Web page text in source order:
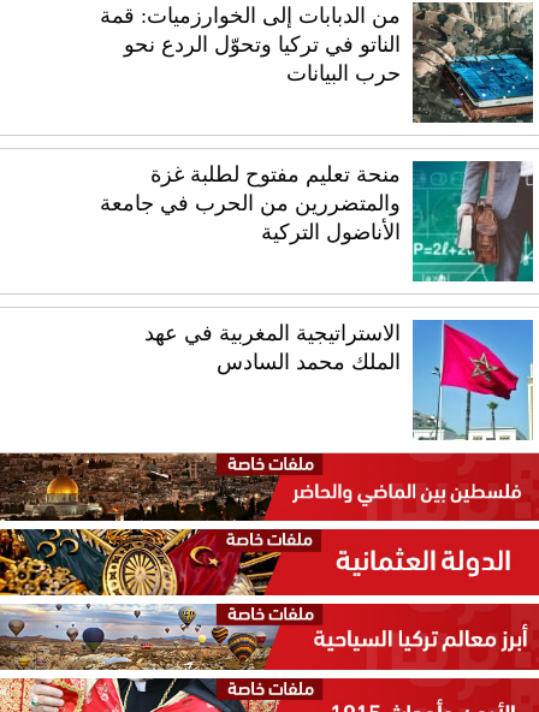
من الدبابات إلى الخوارزميات: قمة
الناتو في تركيا وتحوّل الردع نحو
حرب البيانات
منحة تعليم مفتوح لطلبة غزة
والمتضررين من الحرب في جامعة
الأناضول التركية
الاستراتيجية المغربية في عهد
الملك محمد السادس